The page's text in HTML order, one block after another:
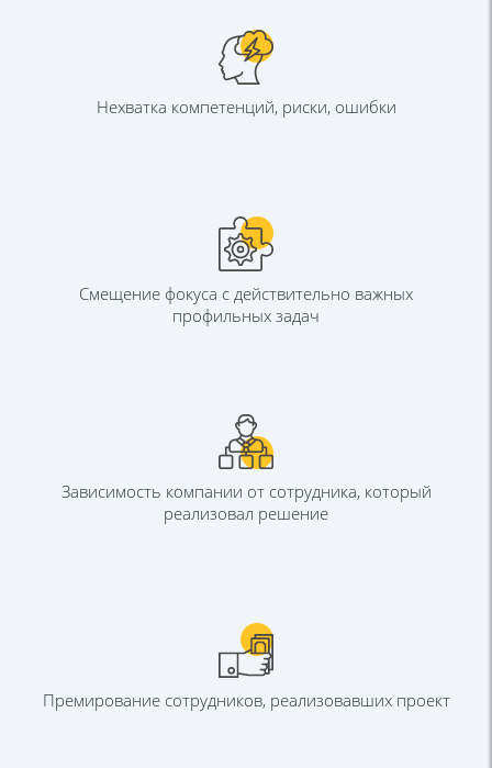
Нехватка компетенций,риски, ошибки
Смещение фокуса с действительно важных
профильных задач
Зависимость компании от сотрудника,который
реализовал решение
Премирование сотрудников,реализовавших проект